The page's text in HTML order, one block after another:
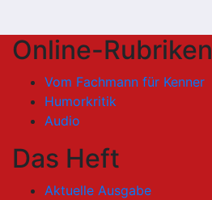
Online-Rubriken
Vom Fachmann für Kenner
Humorkritik
Audio
Das Heft
Aktuelle Ausgabe